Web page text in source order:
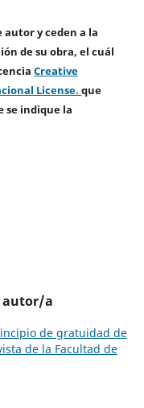
autor y ceden a la
de su obra, el cuál
Creative
License. que
se indique la
autor/a
de gratuidad de
de la Facultad de